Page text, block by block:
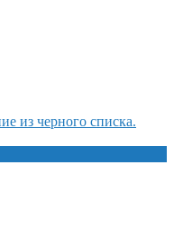
из черного списка.